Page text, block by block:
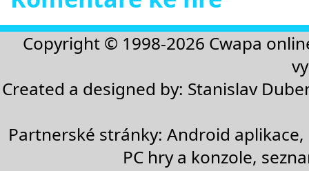
Copyright © 1998-2026 Cwapa
Created a designed by: Stanislav
Partnerské stránky:Android aplikace,
PC hry a konzole,